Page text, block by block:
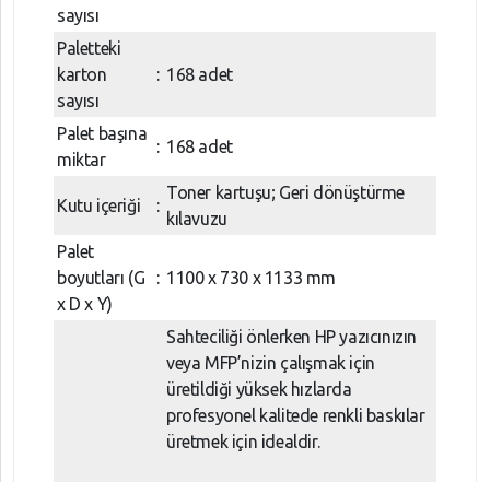
sayısı
Paletteki
karton
sayısı
: 168 adet
Palet başına
miktar
: 168 adet
Kutu içeriği :
Toner kartuşu; Geri dönüştürme
kılavuzu
Palet
boyutları (G
x D x Y)
: 1100 x 730 x 1133 mm
Sahteciliği önlerken HP yazıcınızın
veya MFP’nizin çalışmak için
üretildiği yüksek hızlarda
profesyonel kalitede renkli baskılar
üretmek için idealdir.